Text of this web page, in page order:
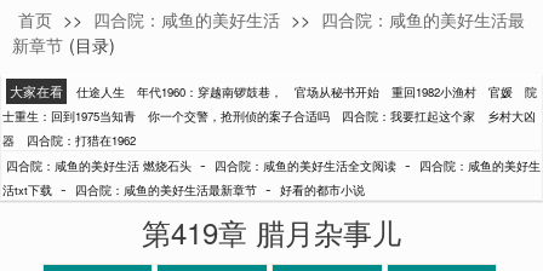
燃烧石头
首页 >> 四合院：咸鱼的美好生活 >> 四合院：咸鱼的美好生活最
新章节 (目录)
大家在看 仕途人生 年代1960：穿越南锣鼓巷， 官场从秘书开始 重回1982小渔村 官媛
院
士重生：回到1975当知青
你一个交警，抢刑侦的案子合适吗 四合院：我要扛起这个家
乡村大凶
器
四合院：打猎在1962
四合院：咸鱼的美好生活 燃烧石头 - 四合院：咸鱼的美好生活全文阅读 -
四合院：咸鱼的美好生
活txt下载 - 四合院：咸鱼的美好生活最新章节 - 好看的都市小说
第419章 腊月杂事儿